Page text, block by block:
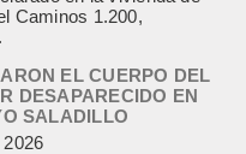
Caminos 1.200,
EL CUERPO DEL
DESAPARECIDO EN
SALADILLO